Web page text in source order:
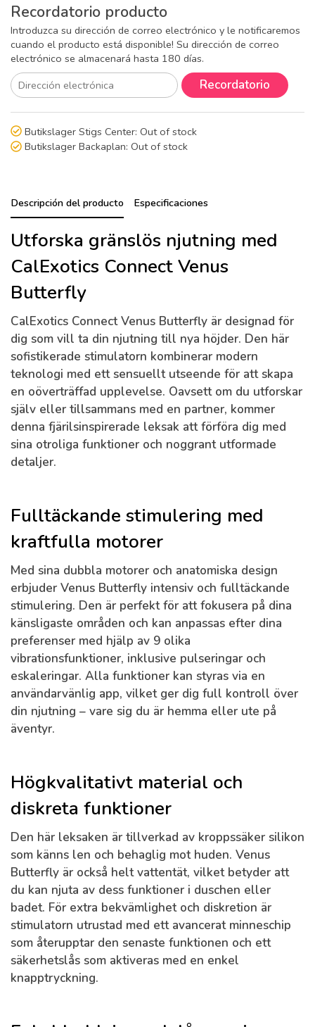
Recordatorio producto
Introduzca su dirección de correo electrónico y le notificaremos
cuando el producto está disponible! Su dirección de correo
electrónico se almacenará hasta 180 días.
Recordatorio
Butikslager Stigs Center: Out of stock
Butikslager Backaplan: Out of stock
Descripción del producto Especificaciones
Utforska gränslös njutning med
CalExotics Connect Venus
Butterfly
CalExotics Connect Venus Butterfly är designad för
dig som vill ta din njutning till nya höjder. Den här
sofistikerade stimulatorn kombinerar modern
teknologi med ett sensuellt utseende för att skapa
en oöverträffad upplevelse. Oavsett om du utforskar
själv eller tillsammans med en partner, kommer
denna fjärilsinspirerade leksak att förföra dig med
sina otroliga funktioner och noggrant utformade
detaljer.
Fulltäckande stimulering med
kraftfulla motorer
Med sina dubbla motorer och anatomiska design
erbjuder Venus Butterfly intensiv och fulltäckande
stimulering. Den är perfekt för att fokusera på dina
känsligaste områden och kan anpassas efter dina
preferenser med hjälp av 9 olika
vibrationsfunktioner, inklusive pulseringar och
eskaleringar. Alla funktioner kan styras via en
användarvänlig app, vilket ger dig full kontroll över
din njutning – vare sig du är hemma eller ute på
äventyr.
Högkvalitativt material och
diskreta funktioner
Den här leksaken är tillverkad av kroppssäker silikon
som känns len och behaglig mot huden. Venus
Butterfly är också helt vattentät, vilket betyder att
du kan njuta av dess funktioner i duschen eller
badet. För extra bekvämlighet och diskretion är
stimulatorn utrustad med ett avancerat minneschip
som återupptar den senaste funktionen och ett
säkerhetslås som aktiveras med en enkel
knapptryckning.